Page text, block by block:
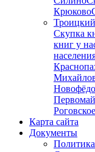
Крюково
Скупка
книг у
Роговское
Карта сайта
Документы